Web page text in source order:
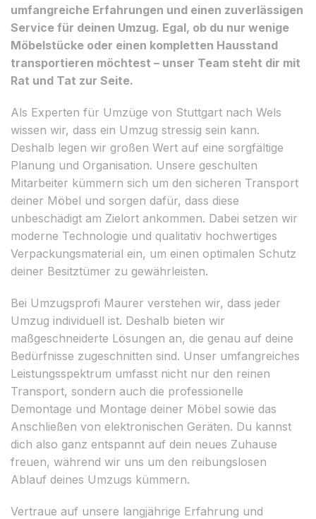
umfangreiche Erfahrungen und einen zuverlässigen
Service für deinen Umzug. Egal, ob du nur wenige
Möbelstücke oder einen kompletten Hausstand
transportieren möchtest – unser Team steht dir mit
Rat und Tat zur Seite.
Als Experten für Umzüge von Stuttgart nach Wels
wissen wir, dass ein Umzug stressig sein kann.
Deshalb legen wir großen Wert auf eine sorgfältige
Planung und Organisation. Unsere geschulten
Mitarbeiter kümmern sich um den sicheren Transport
deiner Möbel und sorgen dafür, dass diese
unbeschädigt am Zielort ankommen. Dabei setzen wir
moderne Technologie und qualitativ hochwertiges
Verpackungsmaterial ein, um einen optimalen Schutz
deiner Besitztümer zu gewährleisten.
Bei Umzugsprofi Maurer verstehen wir, dass jeder
Umzug individuell ist. Deshalb bieten wir
maßgeschneiderte Lösungen an, die genau auf deine
Bedürfnisse zugeschnitten sind. Unser umfangreiches
Leistungsspektrum umfasst nicht nur den reinen
Transport, sondern auch die professionelle
Demontage und Montage deiner Möbel sowie das
Anschließen von elektronischen Geräten. Du kannst
dich also ganz entspannt auf dein neues Zuhause
freuen, während wir uns um den reibungslosen
Ablauf deines Umzugs kümmern.
Vertraue auf unsere langjährige Erfahrung und